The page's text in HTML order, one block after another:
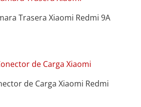
Trasera Xiaomi Redmi 9A
de Carga Xiaomi Redmi